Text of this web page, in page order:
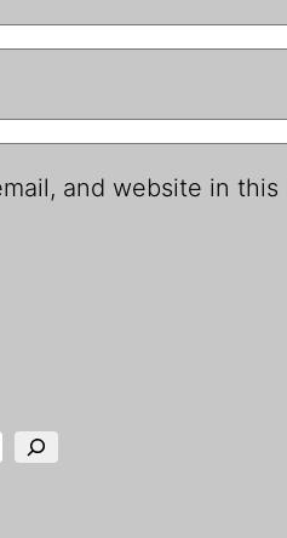
and website in